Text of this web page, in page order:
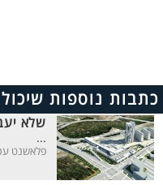
כתבות נוספות
שלא
...
פלאשנט